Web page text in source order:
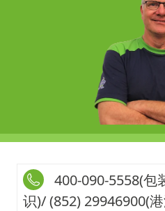
400-090-5558(包
识)/ (852) 29946900(